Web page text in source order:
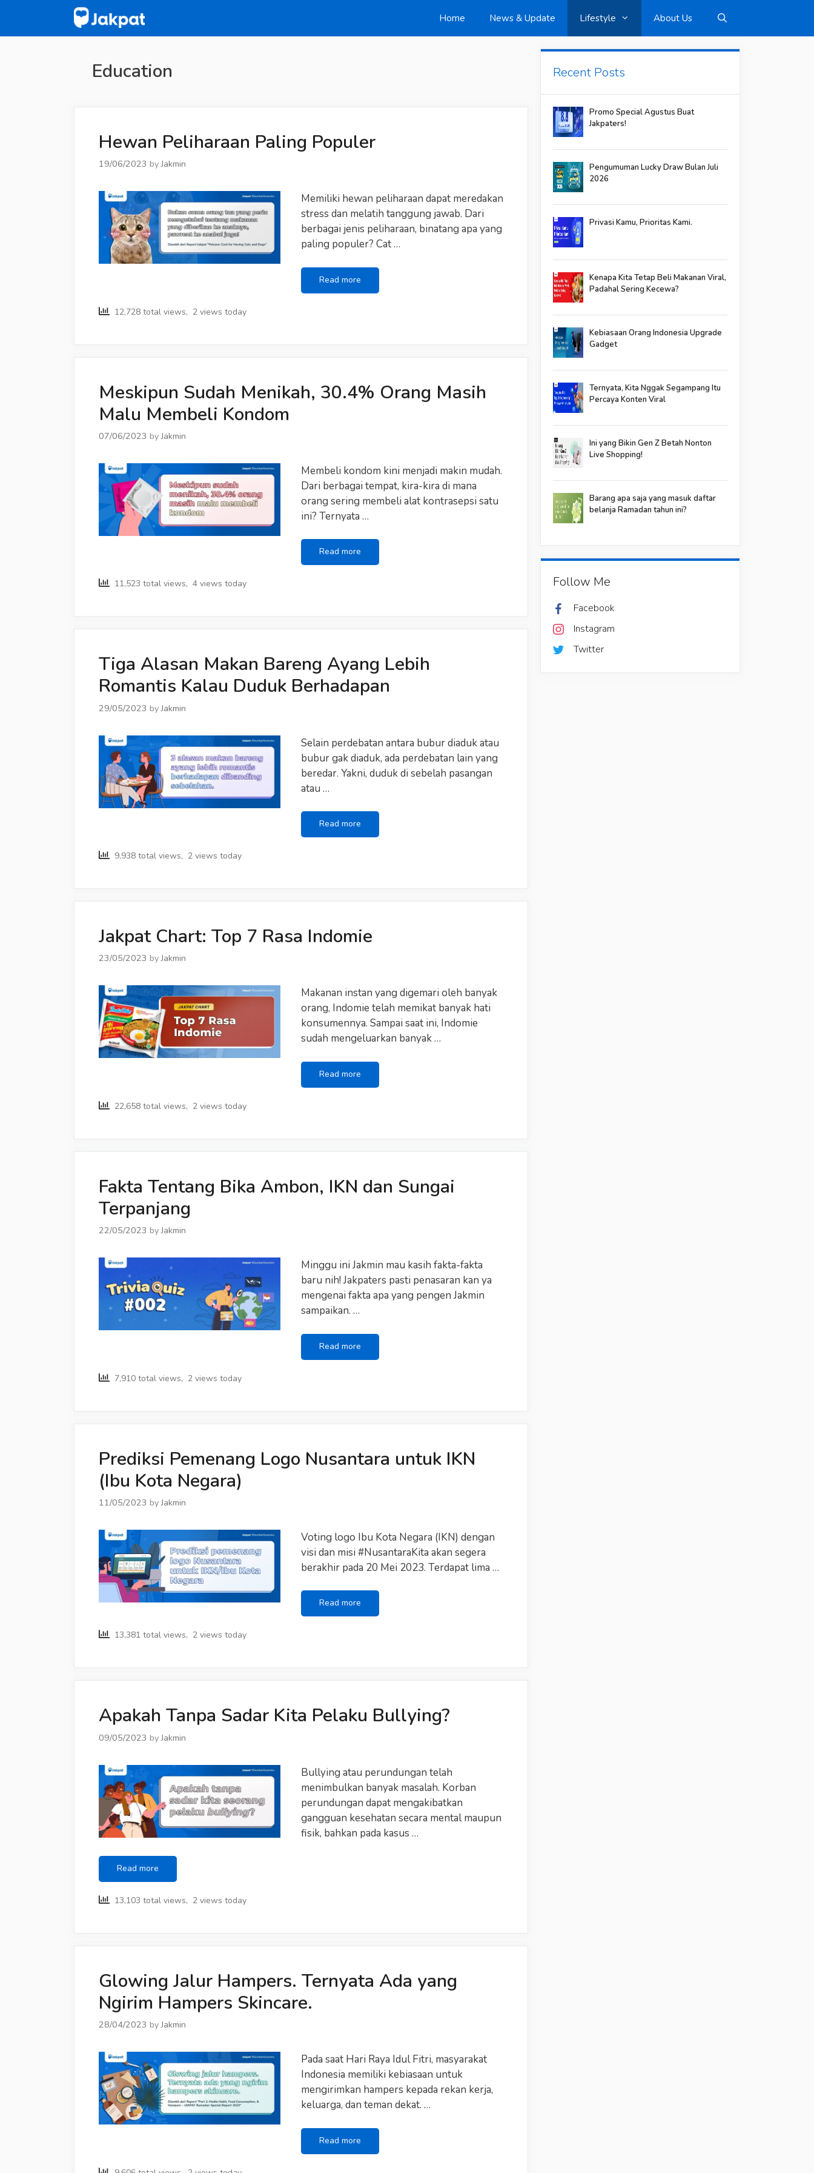
content
Home News & Update Lifestyle About Us
Education
Hewan Peliharaan Paling Populer
19/06/2023 byJakmin
Memiliki hewan peliharaan dapat meredakan
stress dan melatih tanggung jawab. Dari
berbagai jenis peliharaan, binatang apa yang
paling populer? Cat …
Read more
Peliharaan
12,728 total views, 2 views today
Meskipun Sudah Menikah, 30.4% Orang Masih
Malu Membeli Kondom
07/06/2023 byJakmin
Membeli kondom kini menjadi makin mudah.
Dari berbagai tempat, kira-kira di mana
orang sering membeli alat kontrasepsi satu
ini? Ternyata …
Read more
Sudah
11,523 total views, 4 views today
Tiga Alasan Makan Bareng Ayang Lebih
Romantis Kalau Duduk Berhadapan
29/05/2023 byJakmin
Selain perdebatan antara bubur diaduk atau
bubur gak diaduk, ada perdebatan lain yang
beredar. Yakni, duduk di sebelah pasangan
atau …
Read more
Alasan
Berhadapan
9,938 total views, 2 views today
Jakpat Chart: Top 7 Rasa Indomie
23/05/2023 byJakmin
Makanan instan yang digemari oleh banyak
orang, Indomie telah memikat banyak hati
konsumennya. Sampai saat ini, Indomie
sudah mengeluarkan banyak …
Read more
Chart:
22,658 total views, 2 views today
Fakta Tentang Bika Ambon, IKN dan Sungai
Terpanjang
22/05/2023 byJakmin
Minggu ini Jakmin mau kasih fakta-fakta
baru nih! Jakpaters pasti penasaran kan ya
mengenai fakta apa yang pengen Jakmin
sampaikan. …
Read more
Tentang
7,910 total views, 2 views today
Prediksi Pemenang Logo Nusantara untuk IKN
(Ibu Kota Negara)
11/05/2023 byJakmin
Voting logo Ibu Kota Negara (IKN) dengan
visi dan misi #NusantaraKita akan segera
berakhir pada 20 Mei 2023. Terdapat lima …
Read more
Pemenang
13,381 total views, 2 views today
Apakah Tanpa Sadar Kita Pelaku Bullying?
09/05/2023 byJakmin
Bullying atau perundungan telah
menimbulkan banyak masalah. Korban
perundungan dapat mengakibatkan
gangguan kesehatan secara mental maupun
fisik, bahkan pada kasus …
Read more
Tanpa
Kita
13,103 total views, 2 views today
Glowing Jalur Hampers. Ternyata Ada yang
Ngirim Hampers Skincare.
28/04/2023 byJakmin
Pada saat Hari Raya Idul Fitri, masyarakat
Indonesia memiliki kebiasaan untuk
mengirimkan hampers kepada rekan kerja,
keluarga, dan teman dekat. …
Read more
Jalur
Recent Posts
Promo Special Agustus Buat
Jakpaters!
Pengumuman Lucky Draw Bulan Juli
2026
Privasi Kamu, Prioritas Kami.
Kenapa Kita Tetap Beli Makanan Viral,
Padahal Sering Kecewa?
Kebiasaan Orang Indonesia Upgrade
Gadget
Ternyata, Kita Nggak Segampang Itu
Percaya Konten Viral
Ini yang Bikin Gen Z Betah Nonton
Live Shopping!
Barang apa saja yang masuk daftar
belanja Ramadan tahun ini?
Follow Me
Facebook
Instagram
Twitter